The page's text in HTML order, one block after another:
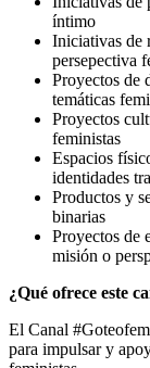
íntimo
Iniciativas de
persepectiva
Proyectos de
temáticas
Proyectos
feministas
Espacios
identidades
Productos y
binarias
Proyectos de
misión o
¿Qué ofrece este
El Canal
para impulsar y